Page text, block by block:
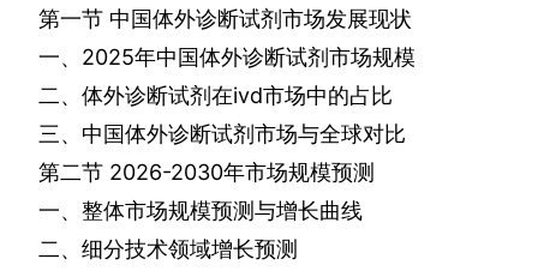
第一节 中国体外诊断试剂市场发展现状
一、 2025年中国体外诊断试剂市场规模
二、体外诊断试剂在ivd市场中的占比
三、中国体外诊断试剂市场与全球对比
第二节 2026-2030年市场规模预测
一、整体市场规模预测与增长曲线
二、细分技术领域增长预测